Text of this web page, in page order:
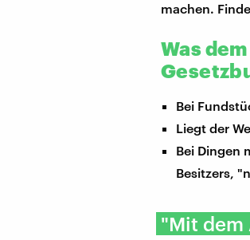
machen.
Was
Bei
Liegt der
Bei Dingen
Besitzers,
"Mit dem